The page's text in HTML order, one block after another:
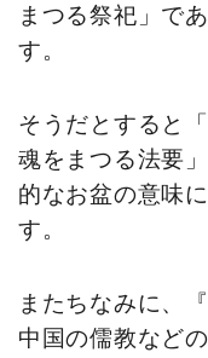
まつる祭祀」で
す。
そうだとすると
魂をまつる法要
的なお盆の意味
す。
またちなみに、
中国の儒教など